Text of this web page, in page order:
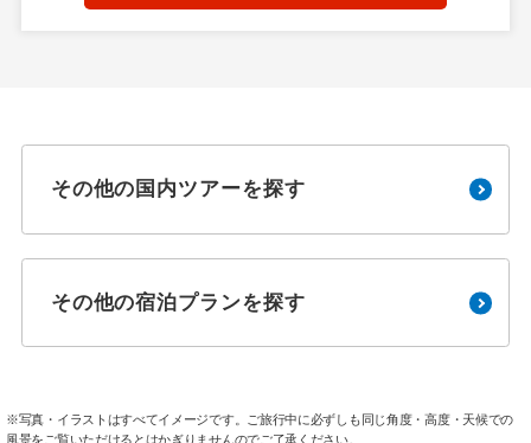
その他の国内ツアーを探す
その他の宿泊プランを探す
※写真・イラストはすべてイメージです。ご旅行中に必ずしも同じ角度・高度・天候での
風景をご覧いただけるとはかぎりませんのでご了承ください。